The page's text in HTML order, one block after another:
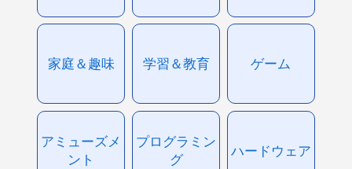
家庭＆趣味 学習＆教育 ゲーム
アミューズメ
ント
プログラミン
グ
ハードウェア